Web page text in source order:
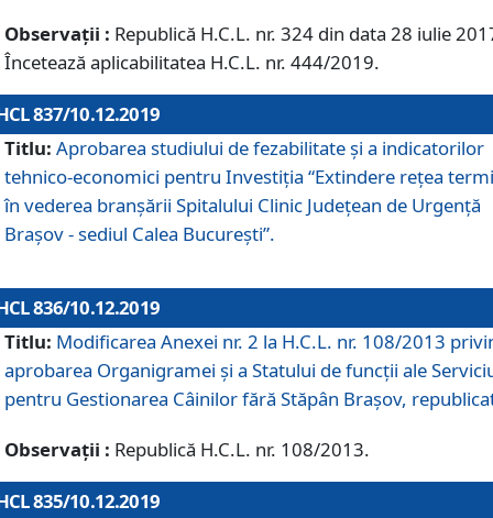
Observații : Republică H.C.L. nr. 324 din data 28 iulie
Încetează aplicabilitatea H.C.L. nr. 444/2019.
837/10.12.2019
Titlu: Aprobarea studiului de fezabilitate și a indicatorilor
tehnico-economici pentru Investiția “Extindere rețea
în vederea branșării Spitalului Clinic Județean de Urgență
Brașov - sediul Calea București”.
836/10.12.2019
Titlu: Modificarea Anexei nr. 2 la H.C.L. nr. 108/2013
aprobarea Organigramei şi a Statului de funcții ale
pentru Gestionarea Câinilor fără Stăpân Brașov,
Observații : Republică H.C.L. nr. 108/2013.
835/10.12.2019